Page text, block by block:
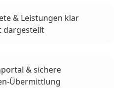
& Leistungen klar
& sichere
Übermittlung